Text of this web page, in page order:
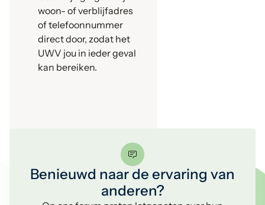
woon- of verblijfadres
of telefoonnummer
direct door, zodat het
UWV jou in ieder geval
kan bereiken.
Benieuwd naar de ervaring van
anderen?